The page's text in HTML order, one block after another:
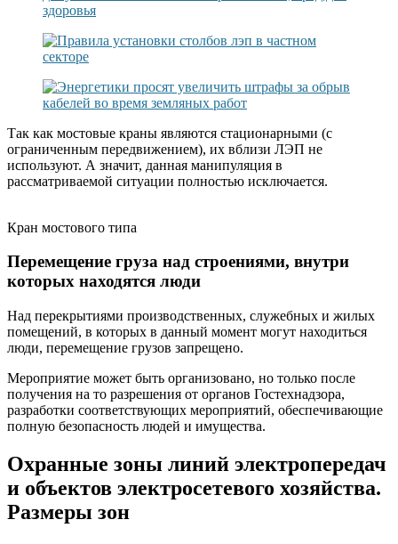
Так как мостовые краны являются стационарными (с
ограниченным передвижением), их вблизи ЛЭП не
используют. А значит, данная манипуляция в
рассматриваемой ситуации полностью исключается.
Кран мостового типа
Перемещение груза над строениями, внутри
которых находятся люди
Над перекрытиями производственных, служебных и жилых
помещений, в которых в данный момент могут находиться
люди, перемещение грузов запрещено.
Мероприятие может быть организовано, но только после
получения на то разрешения от органов Гостехнадзора,
разработки соответствующих мероприятий, обеспечивающие
полную безопасность людей и имущества.
Охранные зоны линий электропередач
и объектов электросетевого хозяйства.
Размеры зон